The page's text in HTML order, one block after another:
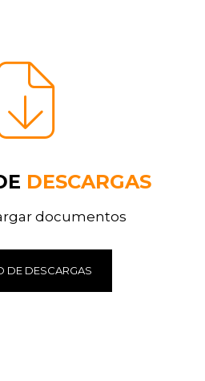
DESCARGAS
documentos
DE DESCARGAS